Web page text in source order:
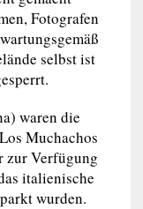
Fotografen
selbst ist
waren die
Muchachos
zur Verfügung
italienische
wurden.